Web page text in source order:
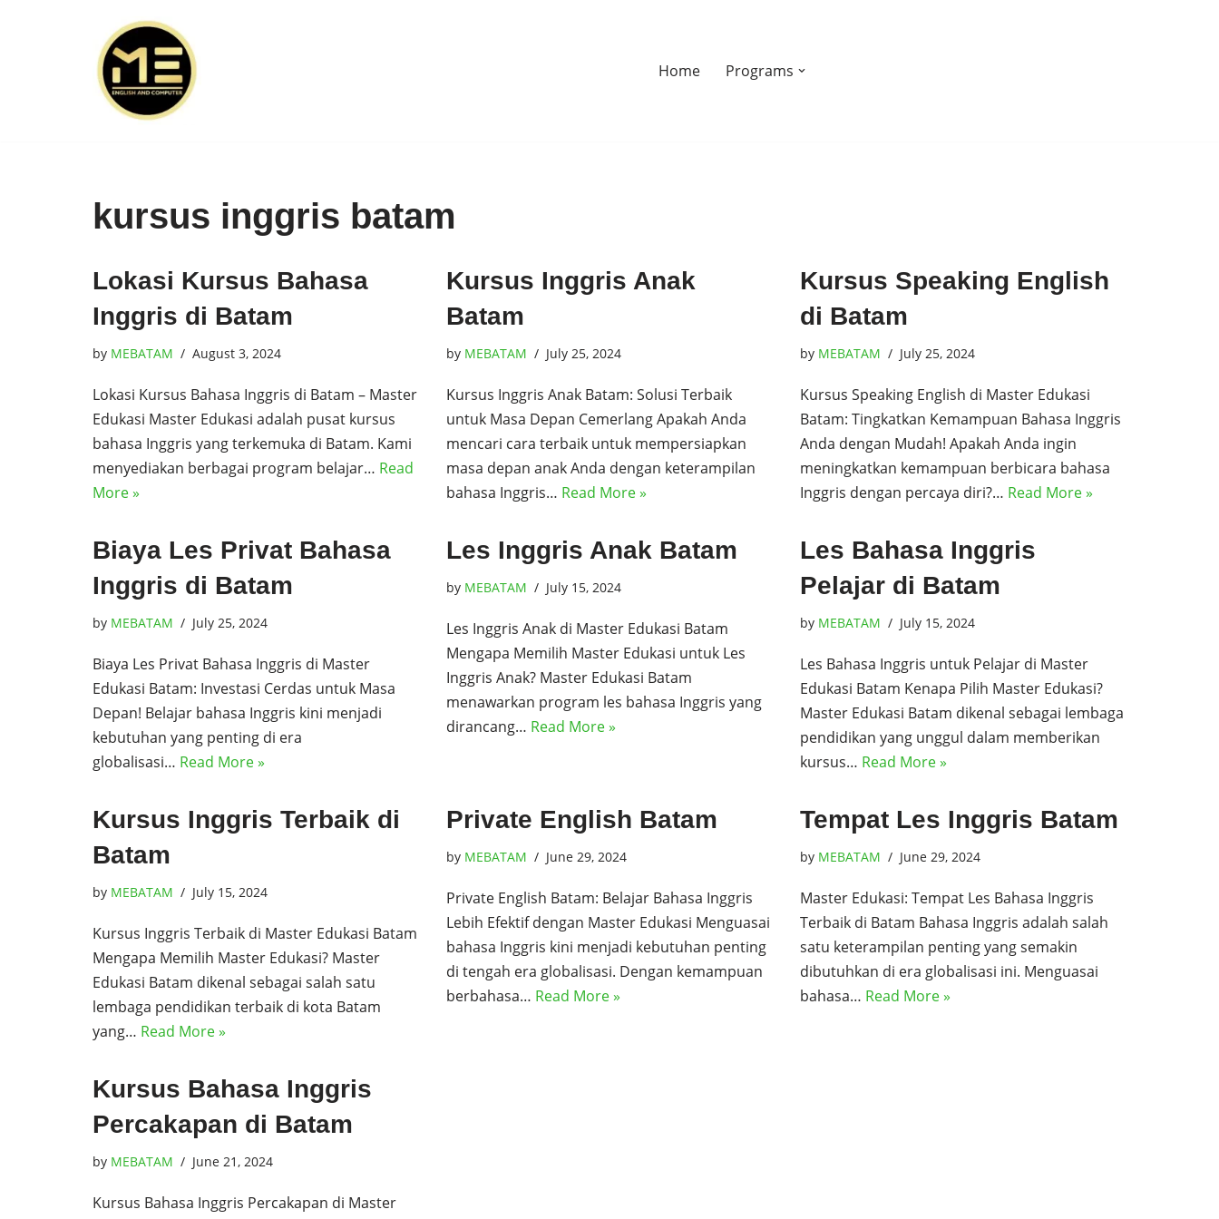
Home Programs
kursus inggris batam
Lokasi Kursus Bahasa
Inggris di Batam
by MEBATAM August 3, 2024
Lokasi Kursus Bahasa Inggris di Batam – Master
Edukasi Master Edukasi adalah pusat kursus
bahasa Inggris yang terkemuka di Batam. Kami
menyediakan berbagai program belajar… Read
More »
Kursus Inggris Anak
Batam
by MEBATAM July 25, 2024
Kursus Inggris Anak Batam: Solusi Terbaik
untuk Masa Depan Cemerlang Apakah Anda
mencari cara terbaik untuk mempersiapkan
masa depan anak Anda dengan keterampilan
bahasa Inggris… Read More »
Kursus Speaking English
di Batam
by MEBATAM July 25, 2024
Kursus Speaking English di Master Edukasi
Batam: Tingkatkan Kemampuan Bahasa Inggris
Anda dengan Mudah! Apakah Anda ingin
meningkatkan kemampuan berbicara bahasa
Inggris dengan percaya diri?… Read More »
Biaya Les Privat Bahasa
Inggris di Batam
by MEBATAM July 25, 2024
Biaya Les Privat Bahasa Inggris di Master
Edukasi Batam: Investasi Cerdas untuk Masa
Depan! Belajar bahasa Inggris kini menjadi
kebutuhan yang penting di era
globalisasi… Read More »
Les Inggris Anak Batam
by MEBATAM July 15, 2024
Les Inggris Anak di Master Edukasi Batam
Mengapa Memilih Master Edukasi untuk Les
Inggris Anak? Master Edukasi Batam
menawarkan program les bahasa Inggris yang
dirancang… Read More »
Les Bahasa Inggris
Pelajar di Batam
by MEBATAM July 15, 2024
Les Bahasa Inggris untuk Pelajar di Master
Edukasi Batam Kenapa Pilih Master Edukasi?
Master Edukasi Batam dikenal sebagai lembaga
pendidikan yang unggul dalam memberikan
kursus… Read More »
Kursus Inggris Terbaik di
Batam
by MEBATAM July 15, 2024
Kursus Inggris Terbaik di Master Edukasi Batam
Mengapa Memilih Master Edukasi? Master
Edukasi Batam dikenal sebagai salah satu
lembaga pendidikan terbaik di kota Batam
yang… Read More »
Private English Batam
by MEBATAM June 29, 2024
Private English Batam: Belajar Bahasa Inggris
Lebih Efektif dengan Master Edukasi Menguasai
bahasa Inggris kini menjadi kebutuhan penting
di tengah era globalisasi. Dengan kemampuan
berbahasa… Read More »
Tempat Les Inggris Batam
by MEBATAM June 29, 2024
Master Edukasi: Tempat Les Bahasa Inggris
Terbaik di Batam Bahasa Inggris adalah salah
satu keterampilan penting yang semakin
dibutuhkan di era globalisasi ini. Menguasai
bahasa… Read More »
Kursus Bahasa Inggris
Percakapan di Batam
by MEBATAM June 21, 2024
Kursus Bahasa Inggris Percakapan di Master